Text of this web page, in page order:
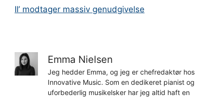
II’ modtager massiv genudgivelse
Emma Nielsen
Jeg hedder Emma, og jeg er chefredaktør hos
Innovative Music. Som en dedikeret pianist og
uforbederlig musikelsker har jeg altid haft en